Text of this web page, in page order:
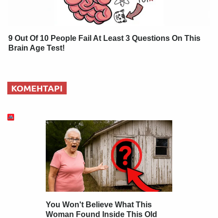
9 Out Of 10 People Fail At Least 3 Questions On This
Brain Age Test!
КОМЕНТАРІ